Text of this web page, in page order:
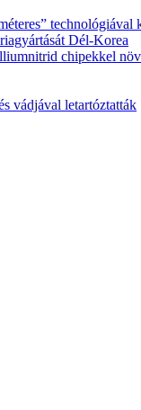
technológiával
Dél-Korea
chipekkel
vádjával letartóztatták